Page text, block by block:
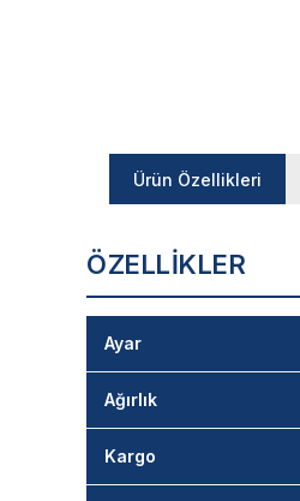
Ürün Özellikleri
ÖZELLIKLER
Ayar
Ağırlık
Kargo